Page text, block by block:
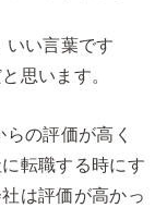
いい言葉です
思います。
の評価が高く
転職する時にす
は評価が高かっ